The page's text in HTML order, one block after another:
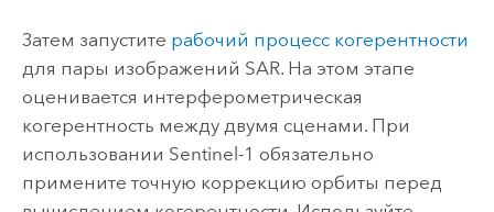
Затем запустите рабочий процесс когерентности
для пары изображений SAR. На этом этапе
оценивается интерферометрическая
когерентность между двумя сценами. При
использовании Sentinel-1 обязательно
примените точную коррекцию орбиты перед